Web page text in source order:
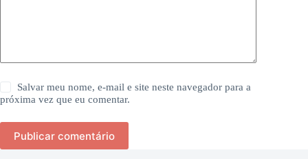
Salvar meu nome, e-mail e site neste navegador para a
próxima vez que eu comentar.
Publicar comentário